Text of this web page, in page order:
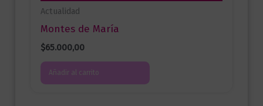
Actualidad
Montes de María
$65.000,00
Añadir al carrito